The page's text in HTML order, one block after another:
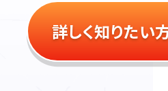
詳しく知りたい